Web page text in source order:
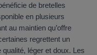
de bretelles
en plusieurs
au maintien qu’offre
regrettent un
qualité, léger et doux. Les